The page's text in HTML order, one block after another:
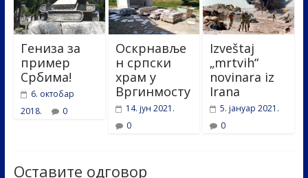
Гениза за
пример
Србима!
6. октобар
2018.
0
Оскрнавље
н српски
храм у
Вргинмосту
14. јун 2021.
0
Izveštaj
„mrtvih“
novinara iz
Irana
5. јануар 2021.
0
Оставите одговор